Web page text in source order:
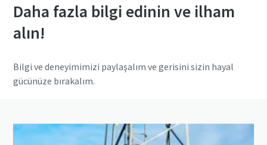
Daha fazla bilgi edinin ve ilham
alın!
Bilgi ve deneyimimizi paylaşalım ve gerisini sizin hayal
gücünüze bırakalım.